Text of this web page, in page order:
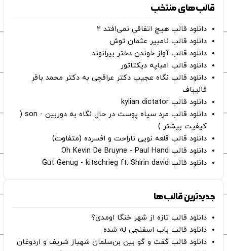
قالب‌های منتخب
دانلود قالب هیچ اتفاقی نمی‌افتد ۲
دانلود قالب نامبیر عثمان ‌توش
دانلود قالب آواز خوندن دختر بیرانوند
دانلود قالب امباپه دیکتاتور
دانلود قالب نگاه عجیب دکتر عراقچی به دکتر محمد باقر
قالیباف
دانلود قالب kylian dictator
دانلود قالب مرد سیاه پوست در حال نگاه به دوربین - son (
کیفیت بیشتر )
دانلود قالب قلعه نویی ناراحت و افسرده (متفاوت)
دانلود قالب Oh Kevin De Bruyne - Paul Hand
دانلود قالب Gut Genug - kitschrieg ft. Shirin david
جدیدترین قالب‌ها
دانلود قالب تازه از شهر خنگا اومدی؟
دانلود قالب باب اسفنجی له شده
دانلود قالب گفت و گو بین بن‌سلمان شهباز شریف و اردوغان